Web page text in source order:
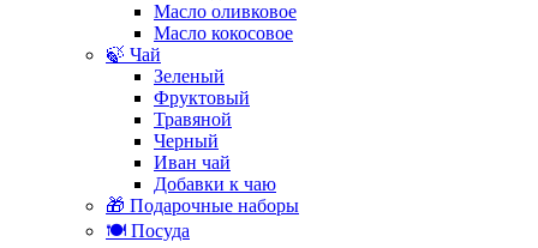
Масло оливковое
Масло кокосовое
🍃 Чай
Зеленый
Фруктовый
Травяной
Черный
Иван чай
Добавки к чаю
🎁 Подарочные наборы
🍽️ Посуда